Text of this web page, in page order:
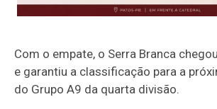
Com o empate, o Serra Branca
e garantiu a classificação para a
do Grupo A9 da quarta divisão.